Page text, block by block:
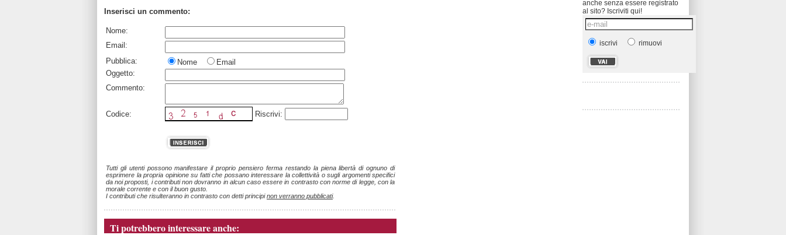
Inserisci un commento:
Nome:
Email:
Pubblica:
Nome
Email
Oggetto:
Commento:
Codice: Riscrivi:
Tutti gli utenti possono manifestare il proprio pensiero ferma restando la piena libertà di ognuno di
esprimere la propria opinione su fatti che possano interessare la collettività o sugli argomenti specifici
da noi proposti, i contributi non dovranno in alcun caso essere in contrasto con norme di legge, con la
morale corrente e con il buon gusto.
I contributi che risulteranno in contrasto con detti principinon verranno pubblicati.
Ti potrebbero interessare anche:
anche senza essere registrato
al sito? Iscriviti qui!
iscrivi rimuovi